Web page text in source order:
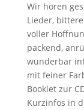
Wir hören
Lieder,
voller
packend,
wunderbar
mit feiner
Booklet zur
Kurzinfos in